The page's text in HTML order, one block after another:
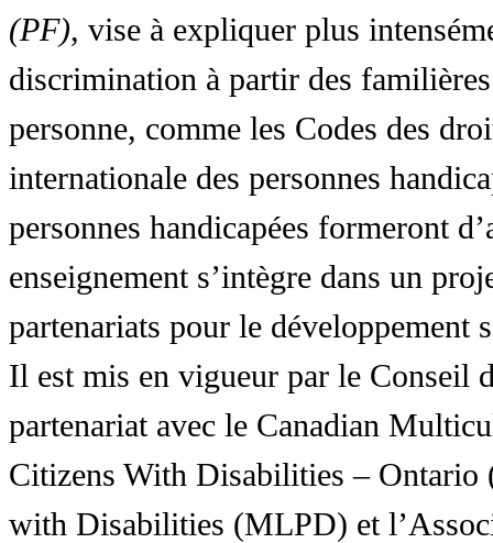
(PF), vise à expliquer plus
discrimination à partir des
personne, comme les Codes des
internationale des personnes
personnes handicapées formeront
enseignement s’intègre dans un
partenariats pour le développement
Il est mis en vigueur par le Conseil
partenariat avec le Canadian
Citizens With Disabilities – Ontario
with Disabilities (MLPD) et